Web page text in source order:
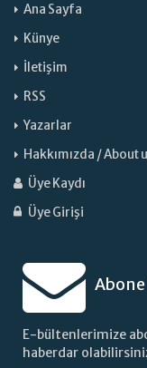
Ana Sayfa
Künye
İletişim
RSS
Yazarlar
Hakkımızda / About
Üye Kaydı
Üye Girişi
Abone
E-bültenlerimize
haberdar